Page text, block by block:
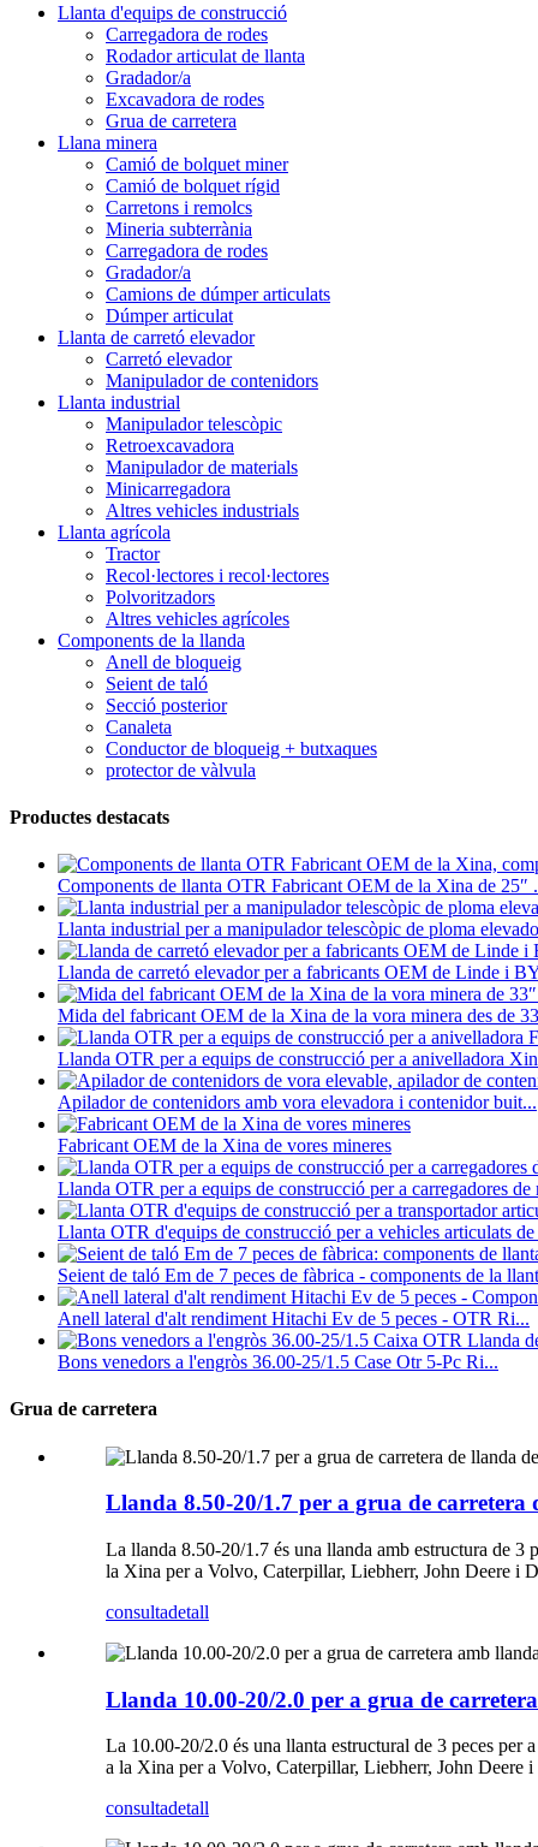
Llanta d'equips de construcció
Carregadora de rodes
Rodador articulat de llanta
Gradador/a
Excavadora de rodes
Grua de carretera
Llana minera
Camió de bolquet miner
Camió de bolquet rígid
Carretons i remolcs
Mineria subterrània
Carregadora de rodes
Gradador/a
Camions de dúmper articulats
Dúmper articulat
Llanta de carretó elevador
Carretó elevador
Manipulador de contenidors
Llanta industrial
Manipulador telescòpic
Retroexcavadora
Manipulador de materials
Minicarregadora
Altres vehicles industrials
Llanta agrícola
Tractor
Recol·lectores i recol·lectores
Polvoritzadors
Altres vehicles agrícoles
Components de la llanda
Anell de bloqueig
Seient de taló
Secció posterior
Canaleta
Conductor de bloqueig + butxaques
protector de vàlvula
Productes destacats
Components de llanta OTR Fabricant OEM de la Xina de 25″
Llanta industrial per a manipulador telescòpic de ploma
Llanda de carretó elevador per a fabricants OEM de Linde i
Mida del fabricant OEM de la Xina de la vora minera des de
Llanda OTR per a equips de construcció per a anivelladora
Apilador de contenidors amb vora elevadora i contenidor buit...
Fabricant OEM de la Xina de vores mineres
Llanda OTR per a equips de construcció per a carregadores de
Llanta OTR d'equips de construcció per a vehicles articulats
Seient de taló Em de 7 peces de fàbrica - components de la
Anell lateral d'alt rendiment Hitachi Ev de 5 peces - OTR Ri...
Bons venedors a l'engròs 36.00-25/1.5 Case Otr 5-Pc Ri...
Grua de carretera
Llanda 8.50-20/1.7 per a grua de
La llanda 8.50-20/1.7 és una llanda amb estructura de
la Xina per a Volvo, Caterpillar, Liebherr, John Deere i
consultadetall
Llanda 10.00-20/2.0 per a grua de
La 10.00-20/2.0 és una llanta estructural de 3 peces
a la Xina per a Volvo, Caterpillar, Liebherr, John Deere i
consultadetall